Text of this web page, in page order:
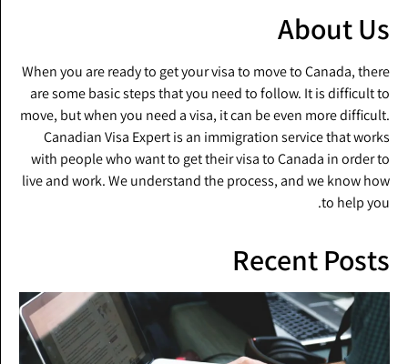
About Us
When you are ready to get your visa to move to Canada, there
are some basic steps that you need to follow. It is difficult to
move, but when you need a visa, it can be even more difficult.
Canadian Visa Expert is an immigration service that works
with people who want to get their visa to Canada in order to
live and work. We understand the process, and we know how
to help you.
Recent Posts